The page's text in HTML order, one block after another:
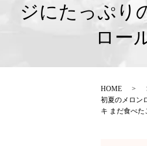
ジにたっぷり
ロー
HOME
初夏のメロン
キ まだ食べた